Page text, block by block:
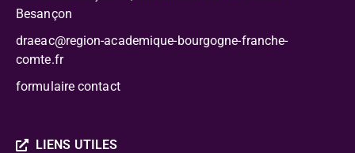
Besançon
draeac@region-academique-bourgogne-franche-
comte.fr
formulaire contact
LIENS UTILES